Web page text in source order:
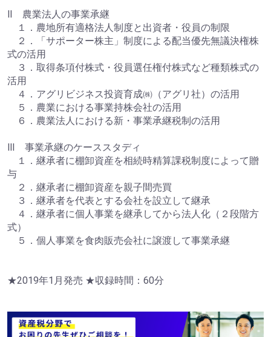
Ⅱ 農業法人の事業承継
１．農地所有適格法人制度と出資者・役員の制限
２．「サポーター株主」制度による配当優先無議決権株
式の活用
３．取得条項付株式・役員選任権付株式など種類株式の
活用
４．アグリビジネス投資育成㈱（アグリ社）の活用
５．農業における事業持株会社の活用
６．農業法人における新・事業承継税制の活用
Ⅲ 事業承継のケーススタディ
１．継承者に棚卸資産を相続時精算課税制度によって贈
与
２．継承者に棚卸資産を親子間売買
３．継承者を代表とする会社を設立して継承
４．継承者に個人事業を継承してから法人化（２段階方
式）
５．個人事業を食肉販売会社に譲渡して事業承継
★2019年1月発売 ★収録時間：60分